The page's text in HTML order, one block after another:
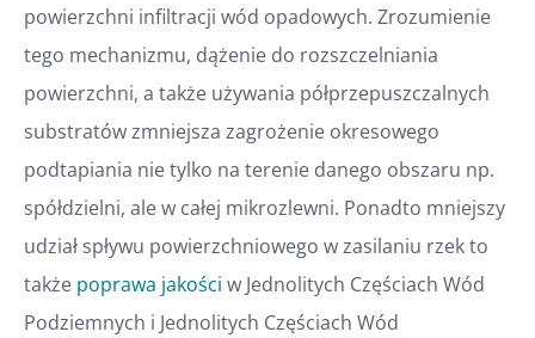
powierzchni infiltracji wód opadowych. Zrozumienie
tego mechanizmu, dążenie do rozszczelniania
powierzchni, a także używania półprzepuszczalnych
substratów zmniejsza zagrożenie okresowego
podtapiania nie tylko na terenie danego obszaru np.
spółdzielni, ale w całej mikrozlewni. Ponadto mniejszy
udział spływu powierzchniowego w zasilaniu rzek to
także poprawa jakości w Jednolitych Częściach Wód
Podziemnych i Jednolitych Częściach Wód